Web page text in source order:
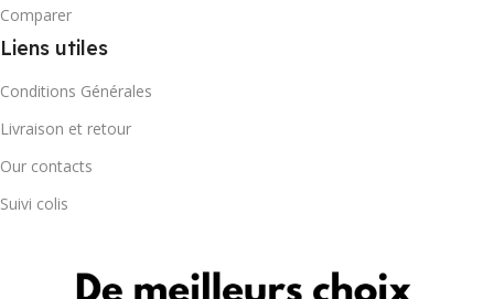
Comparer
Liens utiles
Conditions Générales
Livraison et retour
Our contacts
Suivi colis